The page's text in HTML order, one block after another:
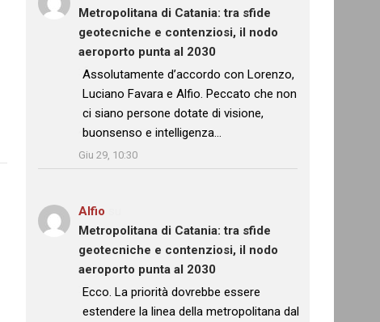
Metropolitana di Catania: tra sfide
geotecniche e contenziosi, il nodo
aeroporto punta al 2030
: “
Assolutamente d’accordo con Lorenzo,
Luciano Favara e Alfio. Peccato che non
ci siano persone dotate di visione,
buonsenso e intelligenza…
Giu 29, 10:30
Alfio
Metropolitana di Catania: tra sfide
geotecniche e contenziosi, il nodo
aeroporto punta al 2030
: “
Ecco. La priorità dovrebbe essere
estendere la linea della metropolitana dal